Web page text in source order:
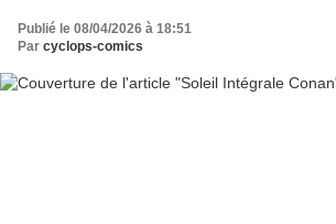
Publié le 08/04/2026 à 18:51
Par cyclops-comics